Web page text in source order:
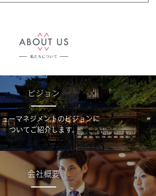
ビジョン
ューマネジメントのビジョンに
ついてご紹介します。
会社概要